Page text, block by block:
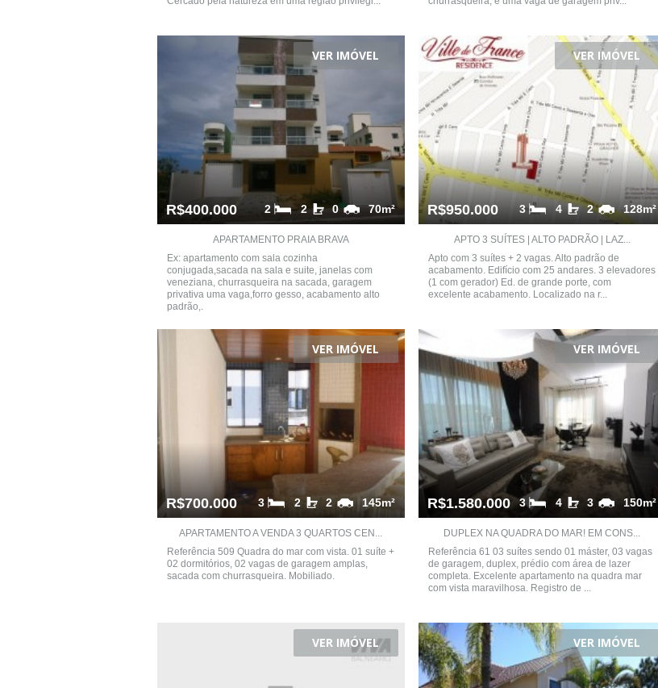
VER IMÓVEL
R$400.000 70m²
0
2
2
APARTAMENTO PRAIA BRAVA
Ex: apartamento com sala cozinha
conjugada,sacada na sala e suite, janelas com
veneziana, churrasqueira na sacada, garagem
privativa uma vaga,forro gesso, acabamento alto
padrão,.
VER IMÓVEL
R$950.000 128m²
2
4
3
APTO 3 SUÍTES | ALTO PADRÃO | LAZ...
Apto com 3 suítes + 2 vagas. Alto padrão de
acabamento. Edifício com 25 andares. 3 elevadores
(1 com gerador) Ed. de grande porte, com
excelente acabamento. Localizado na r...
VER IMÓVEL
R$700.000 145m²
2
2
3
APARTAMENTO A VENDA 3 QUARTOS CEN...
Referência 509 Quadra do mar com vista. 01 suíte +
02 dormitórios, 02 vagas de garagem amplas,
sacada com churrasqueira. Mobiliado.
VER IMÓVEL
R$1.580.000 150m²
3
4
3
DUPLEX NA QUADRA DO MAR! EM CONS...
Referência 61 03 suítes sendo 01 máster, 03 vagas
de garagem, duplex, prédio com área de lazer
completa. Excelente apartamento na quadra mar
com vista maravilhosa. Registro de ...
VER IMÓVEL VER IMÓVEL